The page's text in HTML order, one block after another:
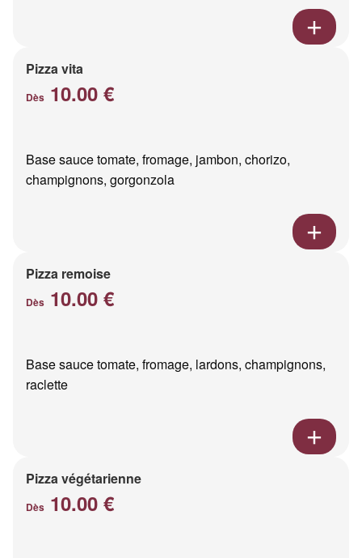
Pizza vita
Dès 10.00 €
Base sauce tomate, fromage, jambon, chorizo,
champignons, gorgonzola
Pizza remoise
Dès 10.00 €
Base sauce tomate, fromage, lardons, champignons,
raclette
Pizza végétarienne
Dès 10.00 €